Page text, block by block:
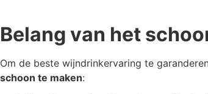
Belang van het
Om de beste wijndrinkervaring te
schoon te maken: